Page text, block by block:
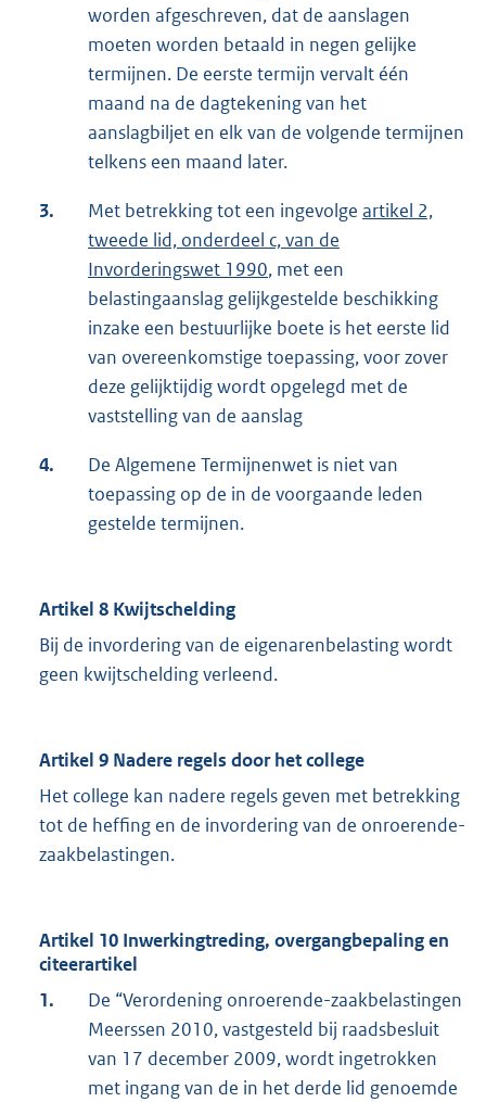
worden afgeschreven, dat de aanslagen
moeten worden betaald in negen gelijke
termijnen. De eerste termijn vervalt één
maand na de dagtekening van het
aanslagbiljet en elk van de volgende termijnen
telkens een maand later.
3. Met betrekking tot een ingevolge artikel 2,
tweede lid, onderdeel c, van de
Invorderingswet 1990, met een
belastingaanslag gelijkgestelde beschikking
inzake een bestuurlijke boete is het eerste lid
van overeenkomstige toepassing, voor zover
deze gelijktijdig wordt opgelegd met de
vaststelling van de aanslag
4.
De Algemene Termijnenwet is niet van
toepassing op de in de voorgaande leden
gestelde termijnen.
Artikel 8 Kwijtschelding
Bij de invordering van de eigenarenbelasting wordt
geen kwijtschelding verleend.
Artikel 9 Nadere regels door het college
Het college kan nadere regels geven met betrekking
tot de heffing en de invordering van de onroerende-
zaakbelastingen.
Artikel 10 Inwerkingtreding, overgangbepaling en
citeerartikel
1.
De “Verordening onroerende-zaakbelastingen
Meerssen 2010, vastgesteld bij raadsbesluit
van 17 december 2009, wordt ingetrokken
met ingang van de in het derde lid genoemde